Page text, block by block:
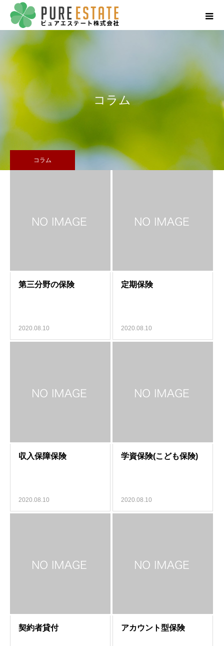
コラム
コラム
2020.08.10 2020.08.10
2020.08.10 2020.08.10